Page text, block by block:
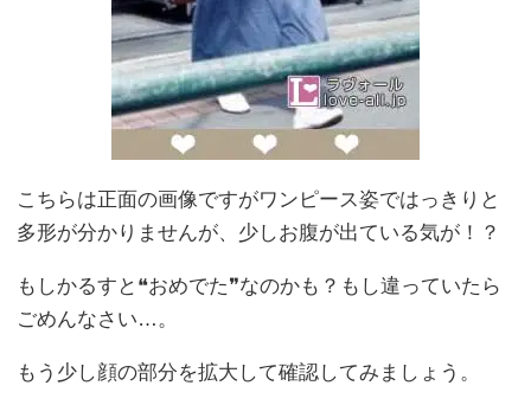
こちらは正面の画像ですがワンピース姿ではっきりと
多形が分かりませんが、少しお腹が出ている気が！？
もしかるすと❝おめでた❞なのかも？もし違っていたら
ごめんなさい…。
もう少し顔の部分を拡大して確認してみましょう。